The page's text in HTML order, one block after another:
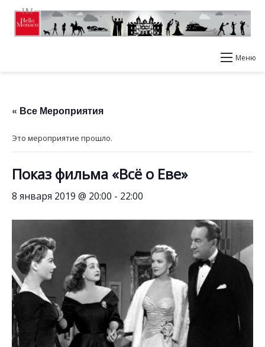
Меню
« Все Мероприятия
Это мероприятие прошло.
Показ фильма «Всё о Еве»
8 января 2019 @ 20:00 - 22:00